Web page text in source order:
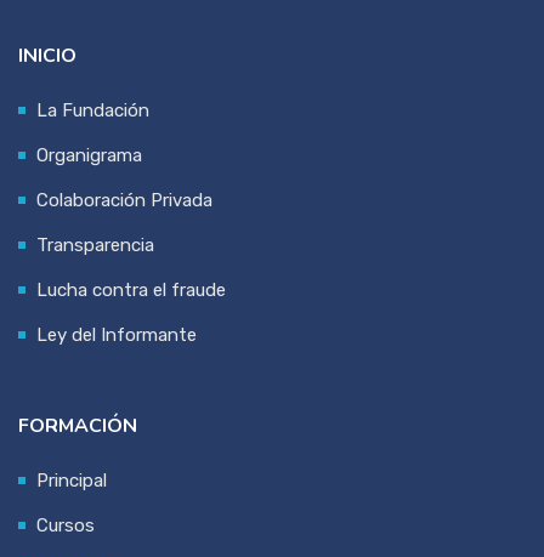
INICIO
La Fundación
Organigrama
Colaboración Privada
Transparencia
Lucha contra el fraude
Ley del Informante
FORMACIÓN
Principal
Cursos